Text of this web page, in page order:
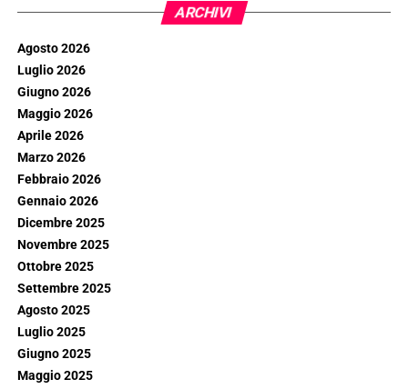
ARCHIVI
Agosto 2026
Luglio 2026
Giugno 2026
Maggio 2026
Aprile 2026
Marzo 2026
Febbraio 2026
Gennaio 2026
Dicembre 2025
Novembre 2025
Ottobre 2025
Settembre 2025
Agosto 2025
Luglio 2025
Giugno 2025
Maggio 2025